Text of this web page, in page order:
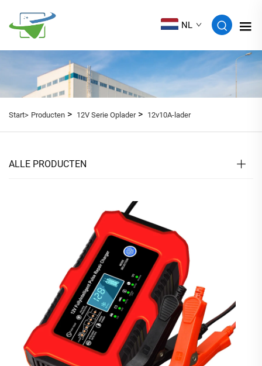
NL
Start> Producten > 12V Serie Oplader> 12v10A-lader
ALLE PRODUCTEN